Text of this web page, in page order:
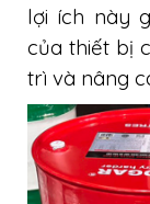
lợi ích này
của thiết bị
trì và nâng